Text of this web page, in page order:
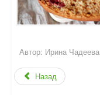
Автор: Ирина Чадеева
Назад